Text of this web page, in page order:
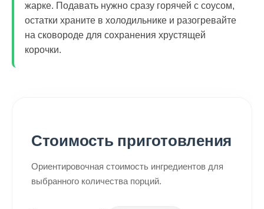
жарке. Подавать нужно сразу горячей с соусом,
остатки храните в холодильнике и разогревайте
на сковороде для сохранения хрустящей
корочки.
Стоимость приготовления
Ориентировочная стоимость ингредиентов для
выбранного количества порций.